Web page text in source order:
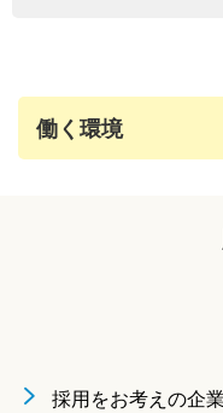
働く環境
採用をお考えの企